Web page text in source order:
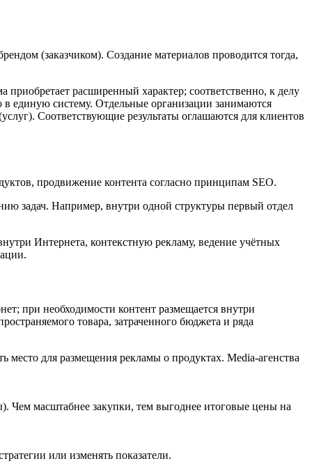
(заказчиком). Создание материалов проводится тогда,
расширенный характер; соответственно, к делу
единую систему. Отдельные организации занимаются
Соответствующие результаты оглашаются для клиентов
продвижение контента согласно принципам SEO.
задач. Например, внутри одной структуры первый отдел
Интернета, контекстную рекламу, ведение учётных
при необходимости контент размещается внутри
товара, затраченного бюджета и ряда
место для размещения рекламы о продуктах. Media-агенства
Чем масштабнее закупки, тем выгоднее итоговые цены на
или изменять показатели.